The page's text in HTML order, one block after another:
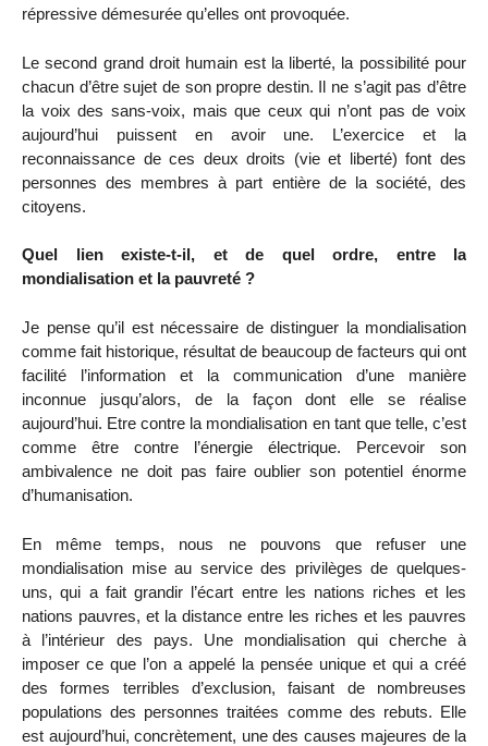
répressive démesurée qu’elles ont provoquée.
Le second grand droit humain est la liberté, la possibilité pour
chacun d’être sujet de son propre destin. Il ne s’agit pas d’être
la voix des sans-voix, mais que ceux qui n’ont pas de voix
aujourd’hui puissent en avoir une. L’exercice et la
reconnaissance de ces deux droits (vie et liberté) font des
personnes des membres à part entière de la société, des
citoyens.
Quel lien existe-t-il, et de quel ordre, entre la
mondialisation et la pauvreté ?
Je pense qu’il est nécessaire de distinguer la mondialisation
comme fait historique, résultat de beaucoup de facteurs qui ont
facilité l’information et la communication d’une manière
inconnue jusqu’alors, de la façon dont elle se réalise
aujourd’hui. Etre contre la mondialisation en tant que telle, c’est
comme être contre l’énergie électrique. Percevoir son
ambivalence ne doit pas faire oublier son potentiel énorme
d’humanisation.
En même temps, nous ne pouvons que refuser une
mondialisation mise au service des privilèges de quelques-
uns, qui a fait grandir l’écart entre les nations riches et les
nations pauvres, et la distance entre les riches et les pauvres
à l’intérieur des pays. Une mondialisation qui cherche à
imposer ce que l’on a appelé la pensée unique et qui a créé
des formes terribles d’exclusion, faisant de nombreuses
populations des personnes traitées comme des rebuts. Elle
est aujourd’hui, concrètement, une des causes majeures de la